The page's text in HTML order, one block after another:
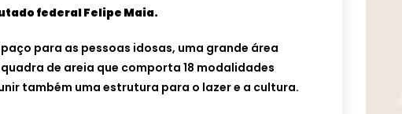
federal Felipe Maia.
para as pessoas idosas, uma grande área
de areia que comporta 18 modalidades
também uma estrutura para o lazer e a cultura.